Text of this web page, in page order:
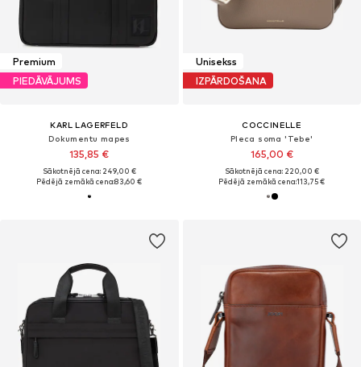
Premium
PIEDĀVĀJUMS
KARL LAGERFELD
Dokumentu mapes
135,85 €
Sākotnējā cena: 249,00 €
Pēdējā zemākā cena:83,60 €
Unisekss
IZPĀRDOŠANA
COCCINELLE
Pleca soma 'Tebe'
165,00 €
Sākotnējā cena: 220,00 €
Pēdējā zemākā cena:113,75 €